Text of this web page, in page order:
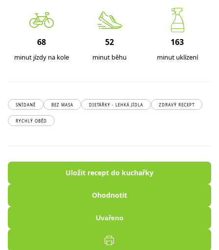
68
minut jízdy na kole
52
minut běhu
163
minut uklízení
SNÍDANĚ BEZ MASA DIETÁŘKY - LEHKÁ JÍDLA ZDRAVÝ RECEPT
RYCHLÝ OBĚD
Uložit recept do kuchařky
Ohodnotit
Uvařeno